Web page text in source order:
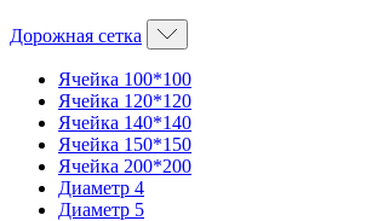
Дорожная сетка
Ячейка 100*100
Ячейка 120*120
Ячейка 140*140
Ячейка 150*150
Ячейка 200*200
Диаметр 4
Диаметр 5